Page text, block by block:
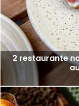
2 restaurante